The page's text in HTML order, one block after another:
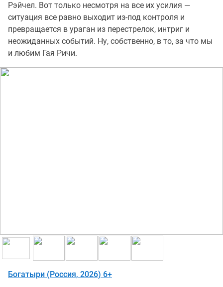
Рэйчел. Вот только несмотря на все их усилия —
ситуация все равно выходит из-под контроля и
превращается в ураган из перестрелок, интриг и
неожиданных событий. Ну, собственно, в то, за что мы
и любим Гая Ричи.
Богатыри (Россия, 2026) 6+